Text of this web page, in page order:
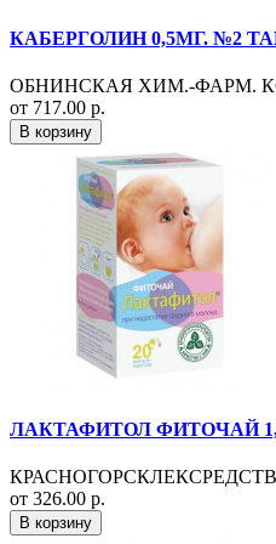
КАБЕРГОЛИН 0,5МГ. №2
ОБНИНСКАЯ ХИМ.-ФАРМ.
от 717.00 р.
В корзину
ЛАКТАФИТОЛ ФИТОЧАЙ
от 326.00 р.
В корзину